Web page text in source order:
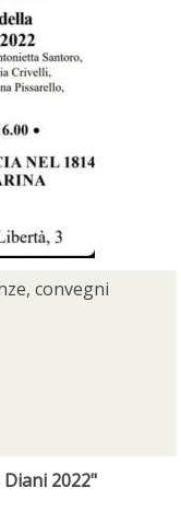
convegni
2022"